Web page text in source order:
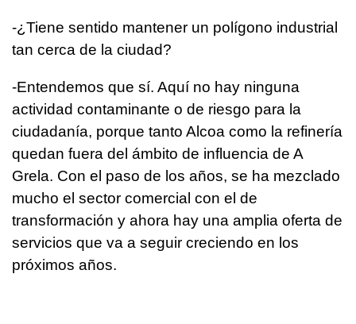
-¿Tiene sentido mantener un polígono industrial
tan cerca de la ciudad?
-Entendemos que sí. Aquí no hay ninguna
actividad contaminante o de riesgo para la
ciudadanía, porque tanto Alcoa como la refinería
quedan fuera del ámbito de influencia de A
Grela. Con el paso de los años, se ha mezclado
mucho el sector comercial con el de
transformación y ahora hay una amplia oferta de
servicios que va a seguir creciendo en los
próximos años.